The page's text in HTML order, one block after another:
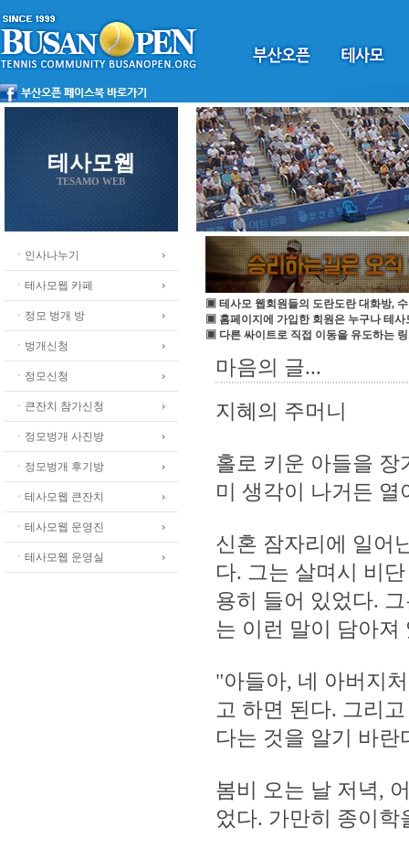
테사모웹
TESAMO WEB
ㆍ인사나누기
ㆍ테사모웹 카페
ㆍ정모 벙개 방
ㆍ벙개신청
ㆍ정모신청
ㆍ큰잔치 참가신청
ㆍ정모벙개 사진방
ㆍ정모벙개 후기방
ㆍ테사모웹 큰잔치
ㆍ테사모웹 운영진
ㆍ테사모웹 운영실
▣ 테사모 웹회원들의 도란도란 대화방,
▣ 홈페이지에 가입한 회원은 누구나 테사
▣ 다른 싸이트로 직접 이동을 유도하는
마음의 글...
지혜의 주머니
홀로 키운 아들을
미 생각이 나거든 열
신혼 잠자리에 일어
다. 그는 살며시 비
용히 들어 있었다.
는 이런 말이 담아져
"아들아, 네 아버지
고 하면 된다. 그리
다는 것을 알기 바란
봄비 오는 날 저녁,
었다. 가만히 종이